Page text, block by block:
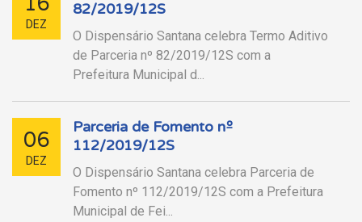
DEZ
82/2019/12S
O Dispensário Santana celebra Termo Aditivo
de Parceria nº 82/2019/12S com a
Prefeitura Municipal d...
06
DEZ
Parceria de Fomento nº
112/2019/12S
O Dispensário Santana celebra Parceria de
Fomento nº 112/2019/12S com a Prefeitura
Municipal de Fei...